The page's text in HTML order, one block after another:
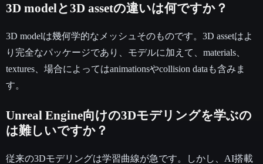
3D modelと3D assetの違いは何ですか？
3D modelは幾何学的なメッシュそのものです。3D assetはよ
り完全なパッケージであり、モデルに加えて、materials、
textures、場合によってはanimationsやcollision dataも含みま
す。
Unreal Engine向けの3Dモデリングを学ぶの
は難しいですか？
従来の3Dモデリングは学習曲線が急です。しかし、AI搭載